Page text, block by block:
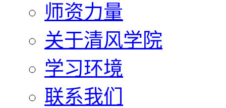
师资力量
关于清风学院
学习环境
联系我们